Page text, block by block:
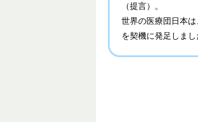
（提言）。
世界の医療団日本
を契機に発足しま